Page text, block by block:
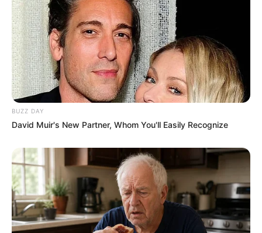
BRASÍLIA - 3 Propostas
avançaram: 30 horas
semanais, Incentivo Financeiro
e PEC 14.
PUBLICAÇÃO RECENTE
Caixa de lanchonete salva
médica e vira exemplo de
solidariedade.
FAÇA O SEU COMENTÁRIO AQUI!
FALE CONOSCO
Nome
E-mail
Mensagem*
BUZZ DAY
David Muir's New Partner, Whom You'll Easily Recognize